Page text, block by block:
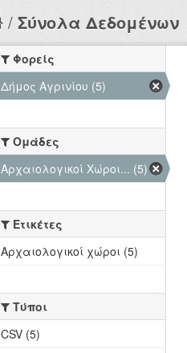
Σύνολα Δεδομένων
Φορείς
Δήμος Αγρινίου (5)
Ομάδες
Αρχαιολογικοί Χώροι... (5)
Ετικέτες
Αρχαιολογικοί χώροι (5)
Τύποι
CSV (5)